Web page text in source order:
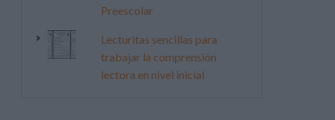
Preescolar
Lecturitas sencillas para
trabajar la comprensión
lectora en nivel inicial